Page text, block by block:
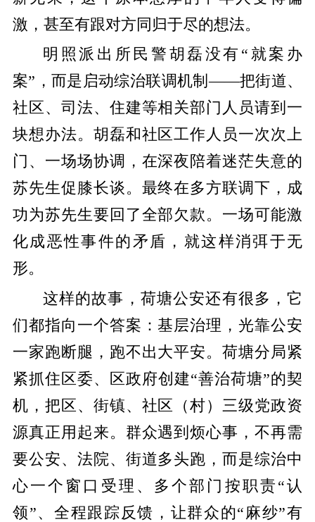
激，甚至有跟对方同归于尽的想法。
明照派出所民警胡磊没有“就案办
案”，而是启动综治联调机制——把街道、
社区、司法、住建等相关部门人员请到一
块想办法。胡磊和社区工作人员一次次上
门、一场场协调，在深夜陪着迷茫失意的
苏先生促膝长谈。最终在多方联调下，成
功为苏先生要回了全部欠款。一场可能激
化成恶性事件的矛盾，就这样消弭于无
形。
这样的故事，荷塘公安还有很多，它
们都指向一个答案：基层治理，光靠公安
一家跑断腿，跑不出大平安。荷塘分局紧
紧抓住区委、区政府创建“善治荷塘”的契
机，把区、街镇、社区（村）三级党政资
源真正用起来。群众遇到烦心事，不再需
要公安、法院、街道多头跑，而是综治中
心一个窗口受理、多个部门按职责“认
领”、全程跟踪反馈，让群众的“麻纱”有